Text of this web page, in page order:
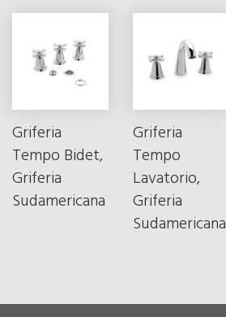
Griferia
Tempo Bidet,
Griferia
Sudamericana
Griferia
Tempo
Lavatorio,
Griferia
Sudamericana